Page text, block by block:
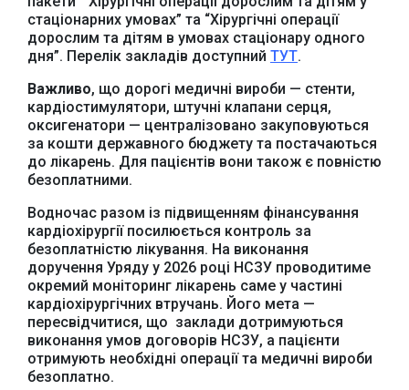
стаціонарних умовах” та “Хірургічні операції
дорослим та дітям в умовах стаціонару одного
дня”. Перелік закладів доступний ТУТ.
Важливо, що дорогі медичні вироби — стенти,
кардіостимулятори, штучні клапани серця,
оксигенатори — централізовано закуповуються
за кошти державного бюджету та постачаються
до лікарень. Для пацієнтів вони також є повністю
безоплатними.
Водночас разом із підвищенням фінансування
кардіохірургії посилюється контроль за
безоплатністю лікування. На виконання
доручення Уряду у 2026 році НСЗУ проводитиме
окремий моніторинг лікарень саме у частині
кардіохірургічних втручань. Його мета —
пересвідчитися, що заклади дотримуються
виконання умов договорів НСЗУ, а пацієнти
отримують необхідні операції та медичні вироби
безоплатно.